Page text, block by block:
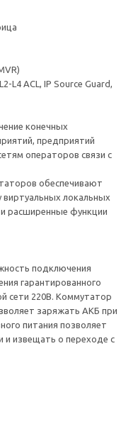
L4 ACL, IP Source Guard,
конечных
предприятий
операторов связи с
обеспечивают
локальных
и расширенные функции
подключения
гарантированного
сети 220В. Коммутатор
заряжать АКБ при
питания позволяет
и извещать о переходе с